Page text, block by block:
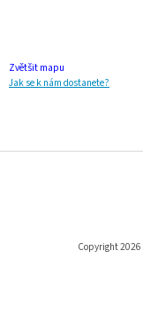
Zvětšit mapu
Jak se k nám dostanete?
Copyright 2026